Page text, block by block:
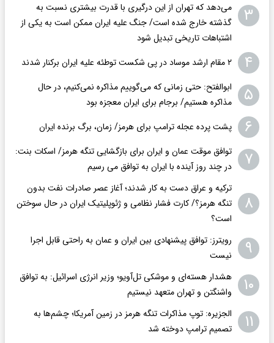
۳
می‌دهد که تهران از این درگیری با قدرت بیشتری نسبت به
گذشته خارج شده است/ جنگ علیه ایران ممکن است به یکی از
اشتباهات تاریخی تبدیل شود
۴ ۲ مقام‌ ارشد موساد در پی شکست توطئه علیه ایران برکنار شدند
۵
ابوالفتح: حتی زمانی که می‌گوییم مذاکره نمی‌کنیم، در حال
مذاکره هستیم/ برجام برای ایران معجزه بود
۶ پشت پرده عجله ترامپ برای هرمز/ زمان، برگ برنده ایران
۷
توافق موقت عمان و ایران برای بازگشایی تنگه هرمز/ اسکات بنت:
در چند روز آینده با ایران به توافق می رسیم
۸
ترکیه و عراق دست به کار شدند؛ آغاز عصر صادرات نفت بدون
تنگه هرمز؟/ کارت فشار نظامی و ژئوپلیتیک ایران در حال سوختن
است؟
۹
رویترز: توافق پیشنهادی بین ایران و عمان به راحتی قابل اجرا
نیست
۱۰
هشدار هسته‌ای و موشکی تل‌آویو؛ وزیر انرژی اسرائیل: به توافق
واشنگتن و تهران متعهد نیستیم
۱۱
الجزیره: توپ مذاکرات تنگه هرمز در زمین آمریکا؛ چشم‌ها به
تصمیم ترامپ دوخته شد